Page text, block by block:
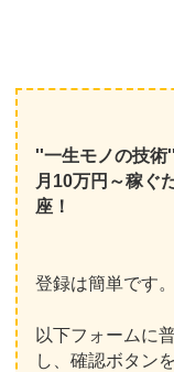
''一生モノの技術
月10万円～稼ぐ
座！
登録は簡単です。
以下フォームに
し、確認ボタン